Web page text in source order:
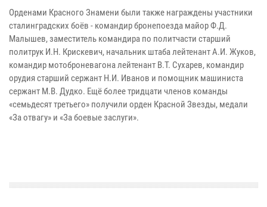
Орденами Красного Знамени были также награждены участники
сталинградских боёв - командир бронепоезда майор Ф.Д.
Малышев, заместитель командира по политчасти старший
политрук И.Н. Крискевич, начальник штаба лейтенант А.И. Жуков,
командир мотоброневагона лейтенант В.Т. Сухарев, командир
орудия старший сержант Н.И. Иванов и помощник машиниста
сержант М.В. Дудко. Ещё более тридцати членов команды
«семьдесят третьего» получили орден Красной Звезды, медали
«За отвагу» и «За боевые заслуги».